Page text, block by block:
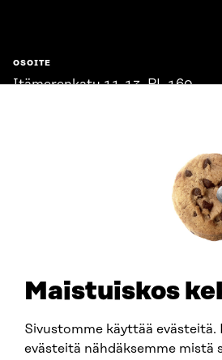
Maistuiskos
Sivustomme käyttää evästeitä.
evästeitä nähdäksemme mistä
OSOITE
Itämerenkatu 11-13, PL 160,
SITRA SOSIAALISESSA MEDIASSA